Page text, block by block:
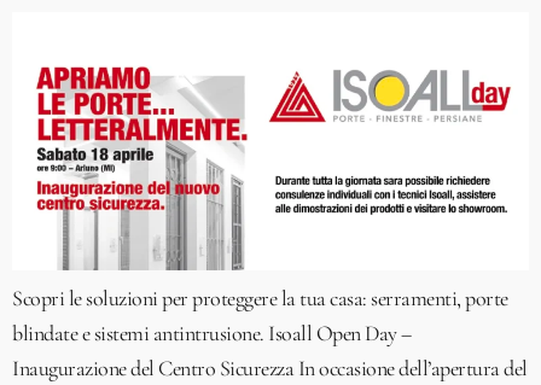
Scopri le soluzioni per proteggere la tua casa: serramenti, porte
blindate e sistemi antintrusione. Isoall Open Day –
Inaugurazione del Centro Sicurezza In occasione dell’apertura del